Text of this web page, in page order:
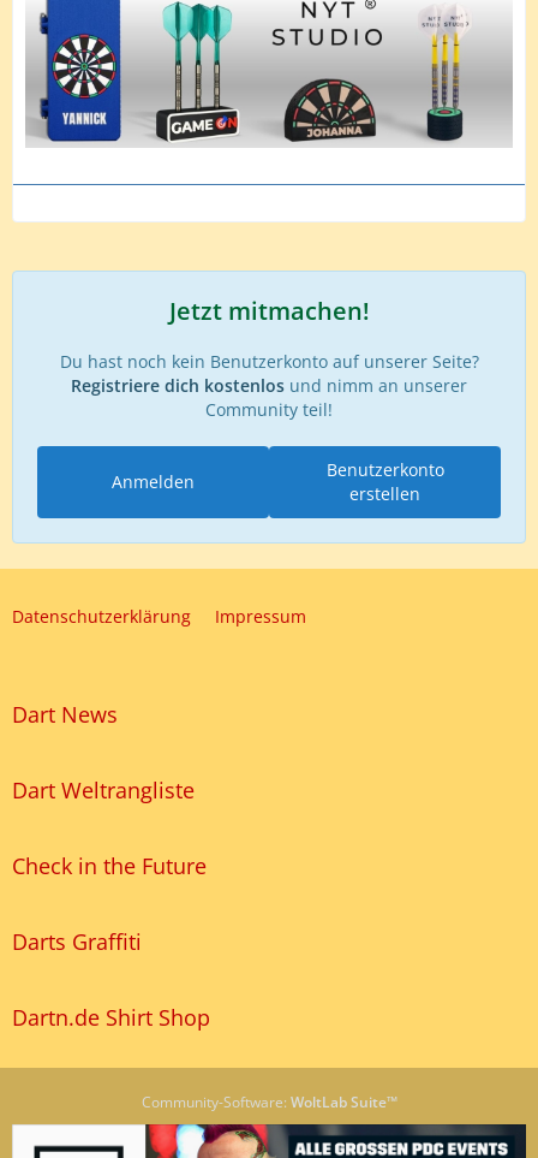
Jetzt mitmachen!
Du hast noch kein Benutzerkonto auf unserer Seite?
Registriere dich kostenlos und nimm an unserer
Community teil!
Benutzerkonto
erstellen
Anmelden
Datenschutzerklärung Impressum
Dart News
Dart Weltrangliste
Check in the Future
Darts Graffiti
Dartn.de Shirt Shop
Community-Software: WoltLab Suite™